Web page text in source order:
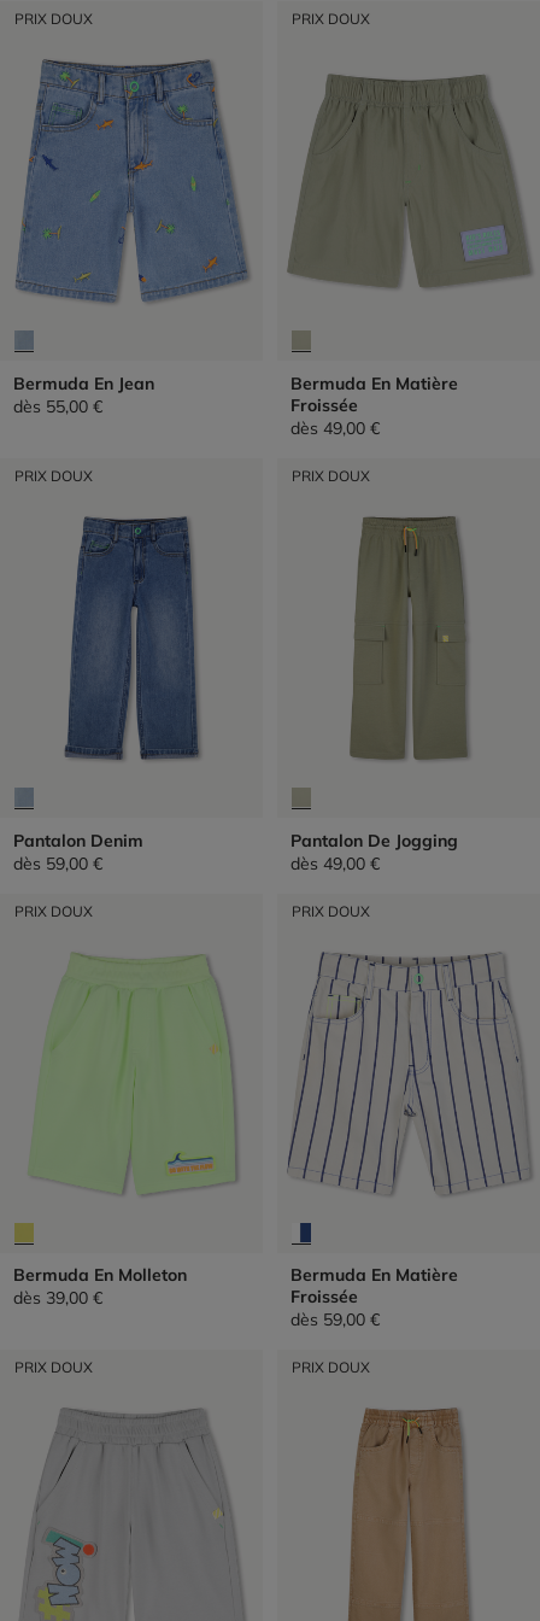
PRIX DOUX
Bermuda En Jean
dès 55,00 €
PRIX DOUX
Bermuda En Matière
Froissée
dès 49,00 €
PRIX DOUX
Pantalon Denim
dès 59,00 €
PRIX DOUX
Pantalon De Jogging
dès 49,00 €
PRIX DOUX
Bermuda En Molleton
dès 39,00 €
PRIX DOUX
Bermuda En Matière
Froissée
dès 59,00 €
PRIX DOUX PRIX DOUX